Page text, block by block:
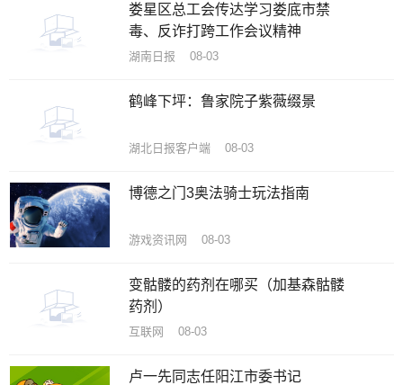
娄星区总工会传达学习娄底市禁
毒、反诈打跨工作会议精神
湖南日报 08-03
鹤峰下坪：鲁家院子紫薇缀景
湖北日报客户端 08-03
博德之门3奥法骑士玩法指南
游戏资讯网 08-03
变骷髅的药剂在哪买（加基森骷髅
药剂）
互联网 08-03
卢一先同志任阳江市委书记